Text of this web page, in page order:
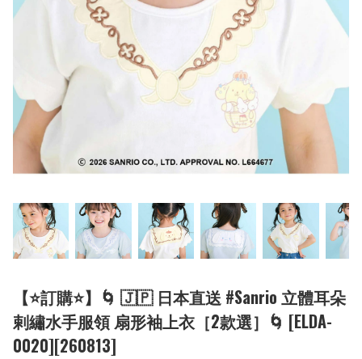
【⭐訂購⭐】🌀 🇯🇵 日本直送 #Sanrio 立體耳朵
剌繡水手服領 扇形袖上衣［2款選］🌀 [ELDA-
0020][260813]